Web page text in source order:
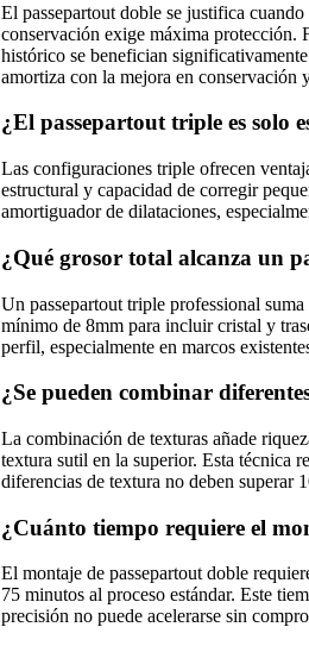
El passepartout doble se justifica
conservación exige máxima protección.
histórico se benefician
amortiza con la mejora en conservación
¿El passepartout triple es solo
Las configuraciones triple ofrecen
estructural y capacidad de corregir
amortiguador de dilataciones,
¿Qué grosor total alcanza un
Un passepartout triple professional
mínimo de 8mm para incluir cristal y
perfil, especialmente en marcos
¿Se pueden combinar
La combinación de texturas añade
textura sutil en la superior. Esta técnica
diferencias de textura no deben superar
¿Cuánto tiempo requiere el
El montaje de passepartout doble
75 minutos al proceso estándar. Este
precisión no puede acelerarse sin